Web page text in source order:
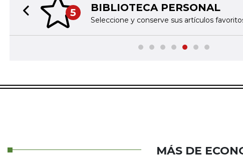
5 BIBLIOTECA PERSONAL
Seleccione y conserve sus artículos
Previous slide
MÁS DE